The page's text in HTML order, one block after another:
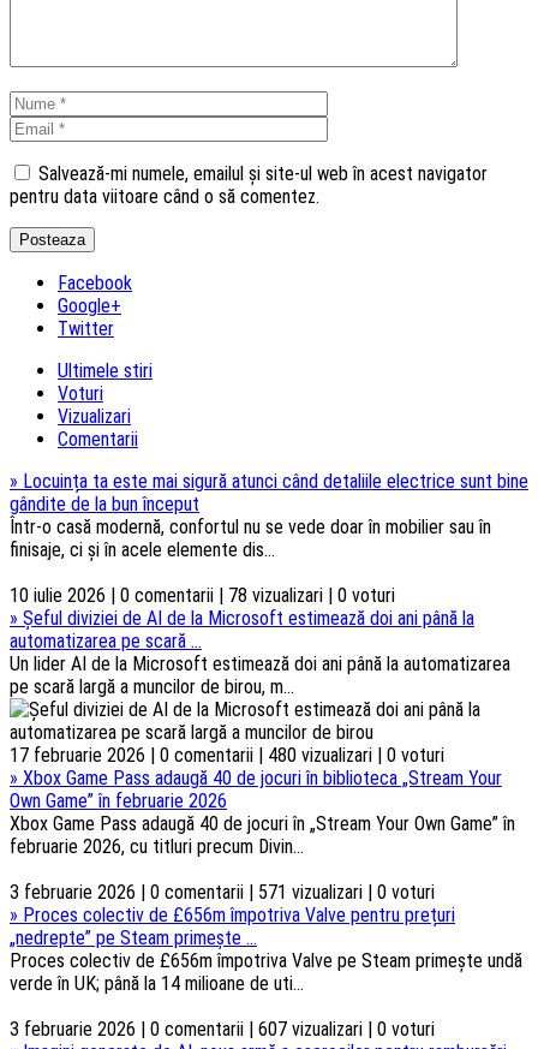
Salvează-mi numele, emailul și site-ul web în acest navigator
pentru data viitoare când o să comentez.
Facebook
Google+
Twitter
Ultimele stiri
Voturi
Vizualizari
Comentarii
» Locuința ta este mai sigură atunci când detaliile electrice sunt bine
gândite de la bun început
Într-o casă modernă, confortul nu se vede doar în mobilier sau în
finisaje, ci și în acele elemente dis...
10 iulie 2026 | 0 comentarii | 78 vizualizari | 0 voturi
» Șeful diviziei de AI de la Microsoft estimează doi ani până la
automatizarea pe scară ...
Un lider AI de la Microsoft estimează doi ani până la automatizarea
pe scară largă a muncilor de birou, m...
17 februarie 2026 | 0 comentarii | 480 vizualizari | 0 voturi
» Xbox Game Pass adaugă 40 de jocuri în biblioteca „Stream Your
Own Game” în februarie 2026
Xbox Game Pass adaugă 40 de jocuri în „Stream Your Own Game” în
februarie 2026, cu titluri precum Divin...
3 februarie 2026 | 0 comentarii | 571 vizualizari | 0 voturi
» Proces colectiv de £656m împotriva Valve pentru prețuri
„nedrepte” pe Steam primește ...
Proces colectiv de £656m împotriva Valve pe Steam primește undă
verde în UK; până la 14 milioane de uti...
3 februarie 2026 | 0 comentarii | 607 vizualizari | 0 voturi